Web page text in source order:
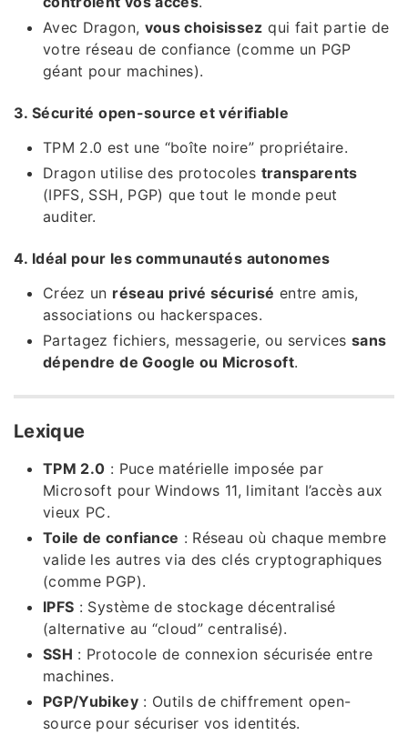
Avec Dragon, vous choisissez qui fait partie de
votre réseau de confiance (comme un PGP
géant pour machines).
3. Sécurité open-source et vérifiable
TPM 2.0 est une “boîte noire” propriétaire.
Dragon utilise des protocoles transparents
(IPFS, SSH, PGP) que tout le monde peut
auditer.
4. Idéal pour les communautés autonomes
Créez un réseau privé sécurisé entre amis,
associations ou hackerspaces.
Partagez fichiers, messagerie, ou servicessans
dépendre de Google ou Microsoft.
Lexique
TPM 2.0 : Puce matérielle imposée par
Microsoft pour Windows 11, limitant l’accès aux
vieux PC.
Toile de confiance : Réseau où chaque membre
valide les autres via des clés cryptographiques
(comme PGP).
IPFS : Système de stockage décentralisé
(alternative au “cloud” centralisé).
SSH : Protocole de connexion sécurisée entre
machines.
PGP/Yubikey: Outils de chiffrement open-
source pour sécuriser vos identités.